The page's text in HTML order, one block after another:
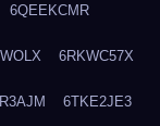
6QEEKCMR
6RKWC57X
6TKE2JE3